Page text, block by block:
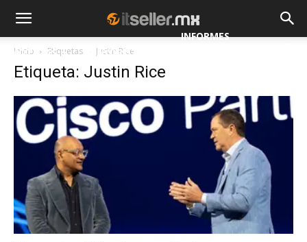
NOTICIAS MAYORISTAS
INFORMES
Inicio Etiquetas Justin Rice
Etiqueta: Justin Rice